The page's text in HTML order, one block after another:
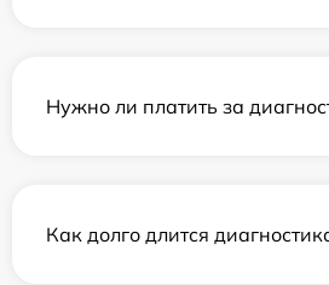
Нужно ли платить за
Как долго длится